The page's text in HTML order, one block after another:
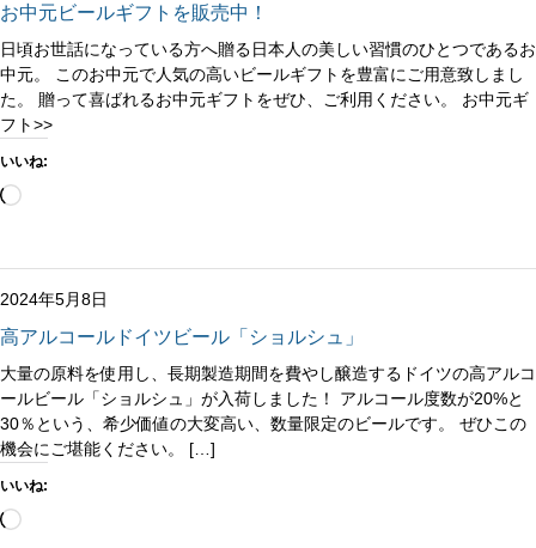
お中元ビールギフトを販売中！
日頃お世話になっている方へ贈る日本人の美しい習慣のひとつであるお
中元。 このお中元で人気の高いビールギフトを豊富にご用意致しまし
た。 贈って喜ばれるお中元ギフトをぜひ、ご利用ください。 お中元ギ
フト>>
いいね:
読
み
中…
2024年5月8日
高アルコールドイツビール「ショルシュ」
大量の原料を使用し、長期製造期間を費やし醸造するドイツの高アルコ
ールビール「ショルシュ」が入荷しました！ アルコール度数が20%と
30％という、希少価値の大変高い、数量限定のビールです。 ぜひこの
機会にご堪能ください。 […]
いいね:
読